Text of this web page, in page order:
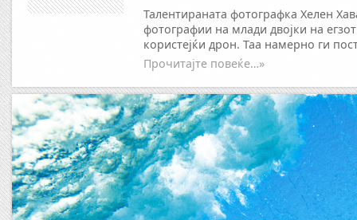
Талентираната фотографка Хелен
фотографии на млади двојки на
користејќи дрон. Таа намерно ги
Прочитајте повеќе…»